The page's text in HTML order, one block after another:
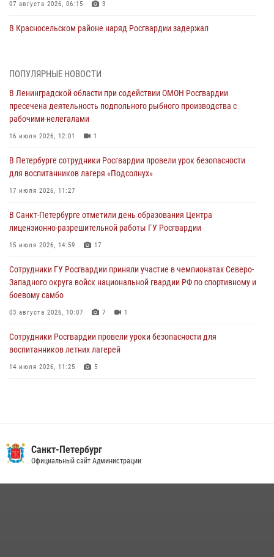
07 августа 2026, 06:15 3
В Красносельском районе наряд Росгвардии задержал
06 августа 2026, 13:39 1
В Центральном районе росгвардейцы оперативно задержали
хулигана, стрелявшего из пускового устройства рядом с жилыми
домами
06 августа 2026, 11:36
Сотрудники и военнослужащие Росгвардии обеспечили
правопорядок при проведении матча "Зенит" - "Балтика"
06 августа 2026, 07:30
В Выборгском районе наряд Росгвардии обнаружил
разыскиваемый преступный автотранспорт
05 августа 2026, 12:25 2
Петербургские росгвардейцы обнаружили объявленный в розыск
автомобиль, ранее использовавшийся при совершении кражи в
Ленобласти
04 августа 2026, 14:05
ПОПУЛЯРНЫЕ НОВОСТИ
В Ленинградской области при содействии ОМОН Росгвардии
пресечена деятельность подпольного рыбного производства с
рабочими-нелегалами
16 июля 2026, 12:01 1
В Петербурге сотрудники Росгвардии провели урок безопасности
для воспитанников лагеря «Подсолнух»
17 июля 2026, 11:27
В Санкт-Петербурге отметили день образования Центра
лицензионно-разрешительной работы ГУ Росгвардии
15 июля 2026, 14:59 17
Сотрудники ГУ Росгвардии приняли участие в чемпионатах Северо-
Западного округа войск национальной гвардии РФ по спортивному и
боевому самбо
03 августа 2026, 10:07 7 1
Сотрудники Росгвардии провели уроки безопасности для
воспитанников летних лагерей
14 июля 2026, 11:25 5
В Красногвардейском районе росгвардейцы задержали хулигана,
угрожавшего мужчине пневматическим пистолетом
Санкт-Петербург
Официальный сайт Администрации